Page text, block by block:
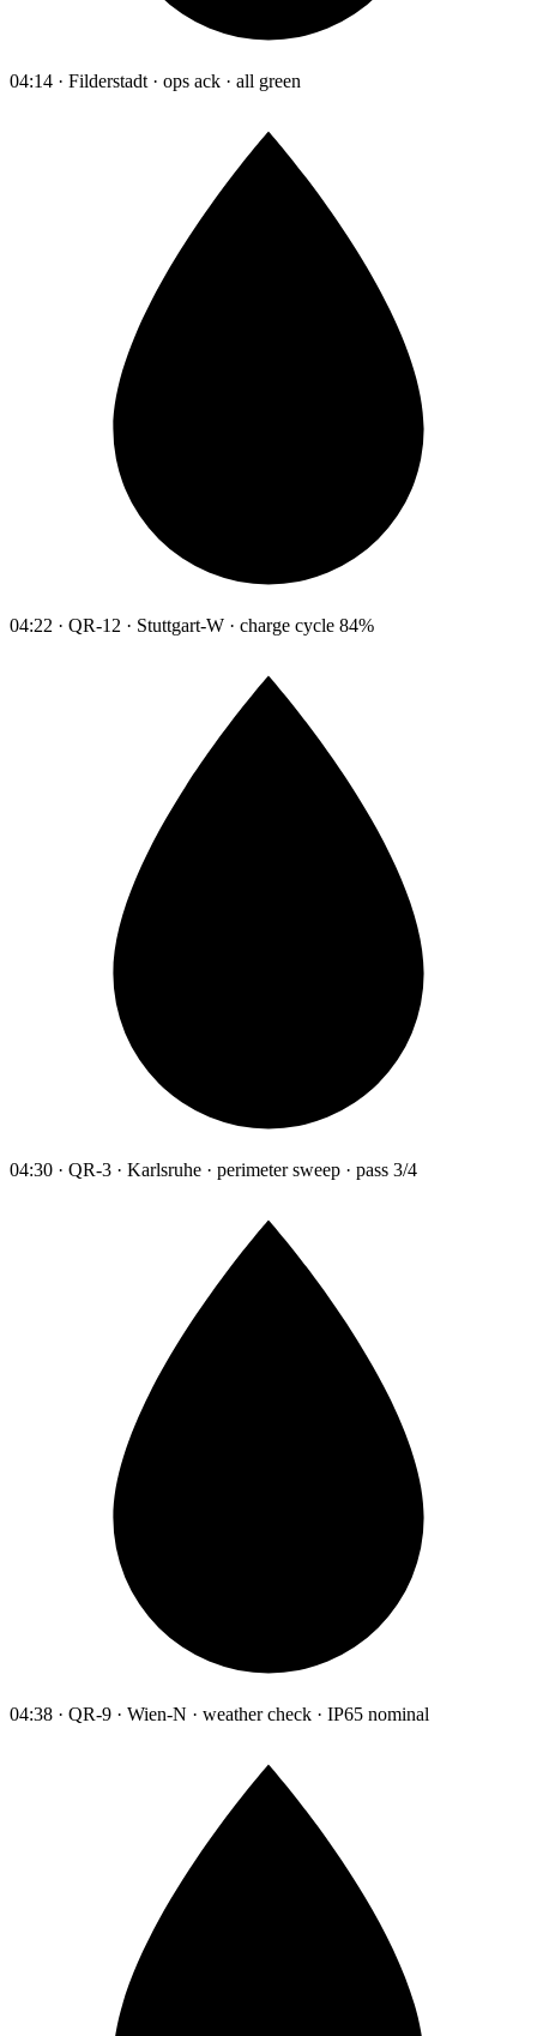
04:14 · Filderstadt · ops ack · all green
04:22 · QR-12 · Stuttgart-W · charge cycle 84%
04:30 · QR-3 · Karlsruhe · perimeter sweep · pass 3/4
04:38 · QR-9 · Wien-N · weather check · IP65 nominal